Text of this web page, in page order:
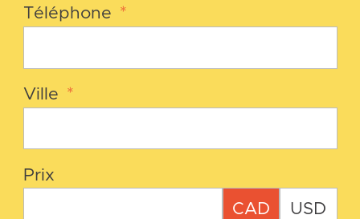
Téléphone *
Ville *
Prix
CAD USD